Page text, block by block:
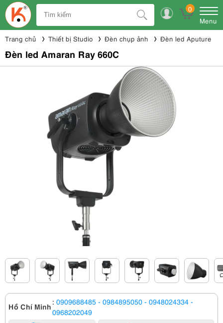
0
Menu
Trang chủ Thiết bị Studio Đèn chụp ảnh Đèn led Aputure
Đèn led Amaran Ray 660C
Hồ Chí Minh : 0909688485 - 0984895050 - 0948024334 -
0968202049